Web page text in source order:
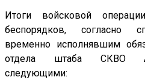
Итоги войсковой
беспорядков, согласно
временно исполнявшим
отдела штаба СКВО
следующими: